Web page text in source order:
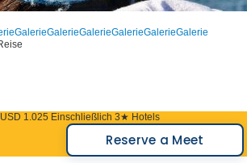
GalerieGalerieGalerieGalerieGalerieGalerie
USD 1.025 Einschließlich 3★ Hotels
Reserve a Meet